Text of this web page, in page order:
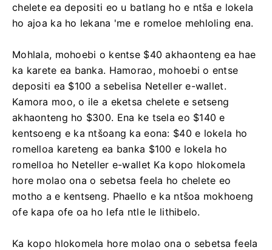
chelete ea depositi eo u batlang ho e ntša e lokela
ho ajoa ka ho lekana 'me e romeloe mehloling ena.
Mohlala, mohoebi o kentse $40 akhaonteng ea hae
ka karete ea banka. Hamorao, mohoebi o entse
depositi ea $100 a sebelisa Neteller e-wallet.
Kamora moo, o ile a eketsa chelete e setseng
akhaonteng ho $300. Ena ke tsela eo $140 e
kentsoeng e ka ntšoang ka eona: $40 e lokela ho
romelloa kareteng ea banka $100 e lokela ho
romelloa ho Neteller e-wallet Ka kopo hlokomela
hore molao ona o sebetsa feela ho chelete eo
motho a e kentseng. Phaello e ka ntšoa mokhoeng
ofe kapa ofe oa ho lefa ntle le lithibelo.
Ka kopo hlokomela hore molao ona o sebetsa feela